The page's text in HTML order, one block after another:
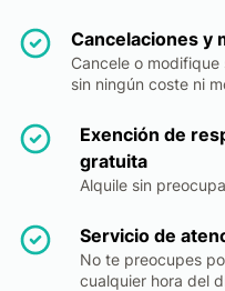
Cancelaciones y
Cancele o
sin ningún coste ni
Exención de
gratuita
Alquile sin
Servicio de
No te preocupes
cualquier hora del